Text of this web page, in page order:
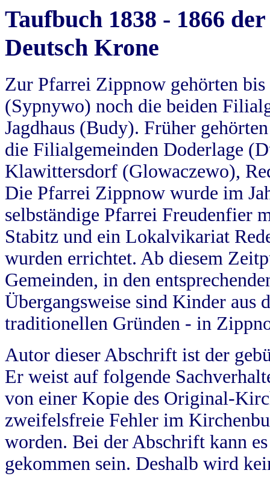
Taufbuch 1838 - 1866
Deutsch Krone
Zur Pfarrei Zippnow gehörten
(Sypnywo) noch die beiden
Jagdhaus (Budy). Früher
die Filialgemeinden Doderlage
Klawittersdorf (Glowaczewo),
Die Pfarrei Zippnow wurde im
selbständige Pfarrei Freudenfier
Stabitz und ein Lokalvikariat
wurden errichtet. Ab diesem
Gemeinden, in den
Übergangsweise sind Kinder aus
traditionellen Gründen - in
Autor dieser Abschrift ist der
Er weist auf folgende
von einer Kopie des Original-
zweifelsfreie Fehler im
worden. Bei der Abschrift kann
gekommen sein. Deshalb wird